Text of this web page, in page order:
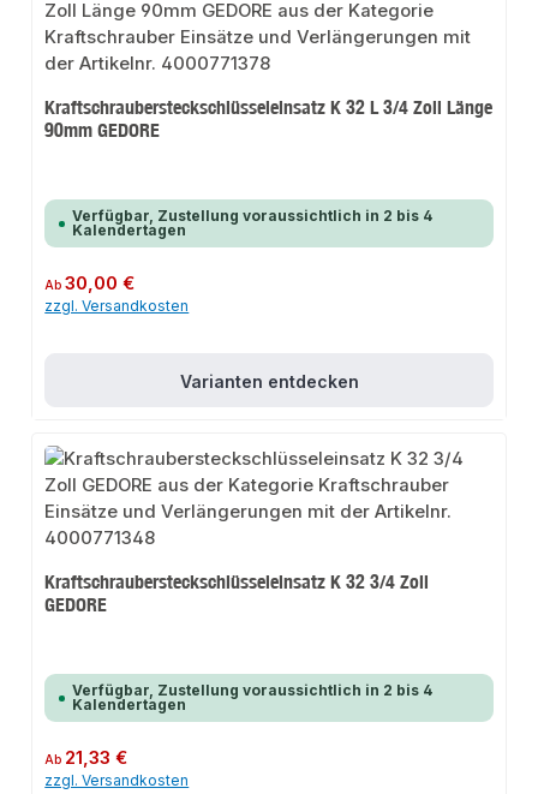
Kraftschraubersteckschlüsseleinsatz K 32 L 3/4 Zoll Länge
90mm GEDORE
Verfügbar, Zustellung voraussichtlich in 2 bis 4
Kalendertagen
Regulärer Preis:
Ab30,00 €
zzgl. Versandkosten
Varianten entdecken
Kraftschraubersteckschlüsseleinsatz K 32 3/4 Zoll
GEDORE
Verfügbar, Zustellung voraussichtlich in 2 bis 4
Kalendertagen
Regulärer Preis:
Ab 21,33 €
zzgl. Versandkosten